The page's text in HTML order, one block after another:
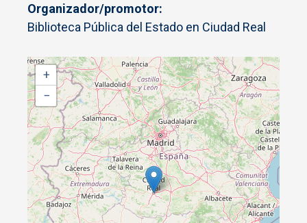
Organizador/promotor
Biblioteca Pública del Estado en Ciudad Real
+
−